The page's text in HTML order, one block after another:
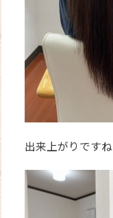
出来上がりですね